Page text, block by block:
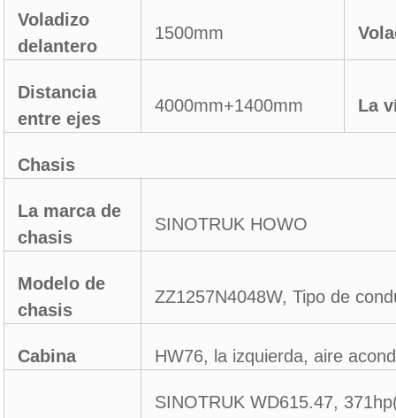
Voladizo
delantero
1500mm
Distancia
entre ejes
4000mm+1400mm La
Chasis
La marca de
chasis
SINOTRUK HOWO
Modelo de
chasis
ZZ1257N4048W, Tipo de
Cabina HW76, la izquierda, aire
SINOTRUK WD615.47,